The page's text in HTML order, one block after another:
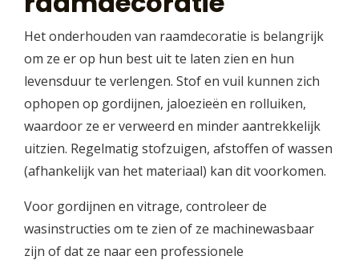
Het onderhouden van raamdecoratie is belangrijk
om ze er op hun best uit te laten zien en hun
levensduur te verlengen. Stof en vuil kunnen zich
ophopen op gordijnen, jaloezieën en rolluiken,
waardoor ze er verweerd en minder aantrekkelijk
uitzien. Regelmatig stofzuigen, afstoffen of wassen
(afhankelijk van het materiaal) kan dit voorkomen.
Voor gordijnen en vitrage, controleer de
wasinstructies om te zien of ze machinewasbaar
zijn of dat ze naar een professionele